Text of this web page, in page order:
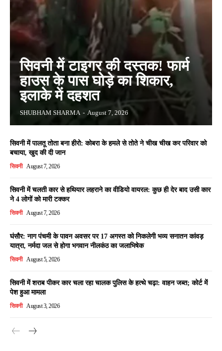
सिवनी में टाइगर की दस्तक! फार्म
हाउस के पास घोड़े का शिकार,
इलाके में दहशत
SHUBHAM SHARMA - August 7, 2026
सिवनी में पालतू तोता बना हीरो: कोबरा के हमले से तोते ने चीख चीख कर परिवार को
बचाया, खुद की दी जान
सिवनी August 7, 2026
सिवनी में चलती कार से हथियार लहराने का वीडियो वायरल: कुछ ही देर बाद उसी कार
ने 4 लोगों को मारी टक्कर
सिवनी August 7, 2026
घंसौर: नाग पंचमी के पावन अवसर पर 17 अगस्त को निकलेगी भव्य सनातन कांवड़
यात्रा, नर्मदा जल से होगा भगवान नीलकंठ का जलाभिषेक
सिवनी August 5, 2026
सिवनी में शराब पीकर कार चला रहा चालक पुलिस के हत्थे चढ़ा: वाहन जब्त; कोर्ट में
पेश हुआ मामला
सिवनी August 3, 2026